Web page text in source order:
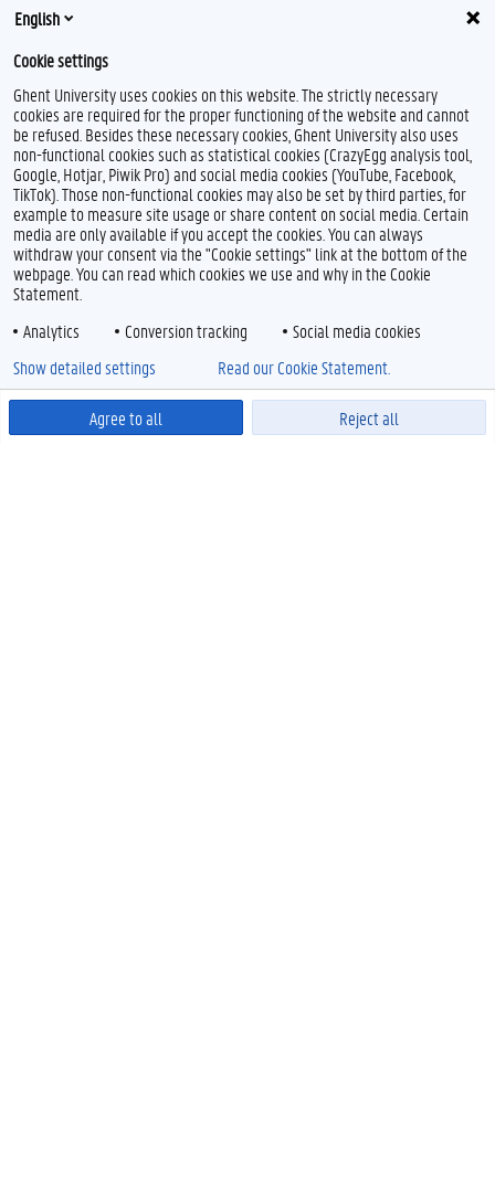
English
Cookie settings
Ghent University uses cookies on this website. The strictly necessary
cookies are required for the proper functioning of the website and cannot
be refused. Besides these necessary cookies, Ghent University also uses
non-functional cookies such as statistical cookies (CrazyEgg analysis tool,
Google, Hotjar, Piwik Pro) and social media cookies (YouTube, Facebook,
TikTok). Those non-functional cookies may also be set by third parties, for
example to measure site usage or share content on social media. Certain
media are only available if you accept the cookies. You can always
withdraw your consent via the "Cookie settings" link at the bottom of the
webpage. You can read which cookies we use and why in the Cookie
Statement.
Analytics
Conversion tracking Social media cookies
Agree to all Reject all
Show detailed settings Read our Cookie Statement.